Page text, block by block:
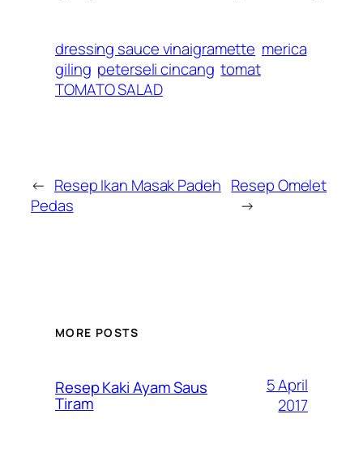
dressing sauce vinaigramette merica
giling peterseli cincang tomat
TOMATO SALAD
← Resep Ikan Masak Padeh
Pedas
Resep Omelet
→
MORE POSTS
Resep Kaki Ayam Saus
Tiram
5 April
2017